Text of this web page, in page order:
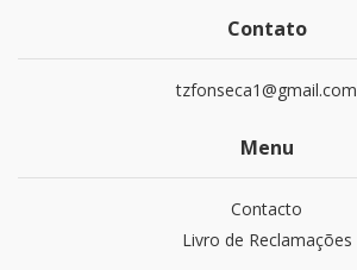
Contato
tzfonseca1@gmail.com
Menu
Contacto
Livro de Reclamações